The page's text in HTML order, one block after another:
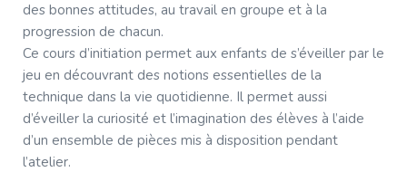
des bonnes attitudes, au travail en groupe et à la
progression de chacun.
Ce cours d’initiation permet aux enfants de s’éveiller par le
jeu en découvrant des notions essentielles de la
technique dans la vie quotidienne. Il permet aussi
d’éveiller la curiosité et l’imagination des élèves à l’aide
d’un ensemble de pièces mis à disposition pendant
l’atelier.